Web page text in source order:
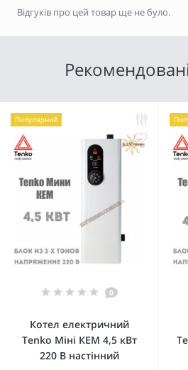
Відгуків про цей товар ще не було.
Популярний
0
Котел електричний
Tenko Міні КЕМ 4,5 кВт
220 В настінний